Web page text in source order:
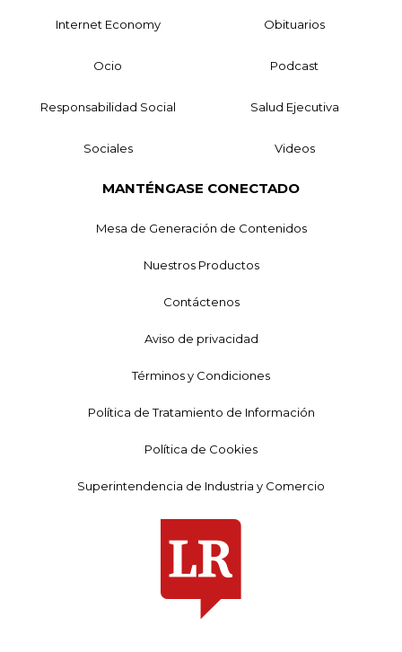
Internet Economy Obituarios
Ocio Podcast
Responsabilidad Social Salud Ejecutiva
Sociales Videos
MANTÉNGASE CONECTADO
Mesa de Generación de Contenidos
Nuestros Productos
Contáctenos
Aviso de privacidad
Términos y Condiciones
Política de Tratamiento de Información
Política de Cookies
Superintendencia de Industria y Comercio